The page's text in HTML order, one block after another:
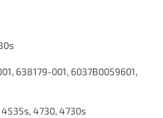
638179-001, 6037B0059601,
4730, 4730s